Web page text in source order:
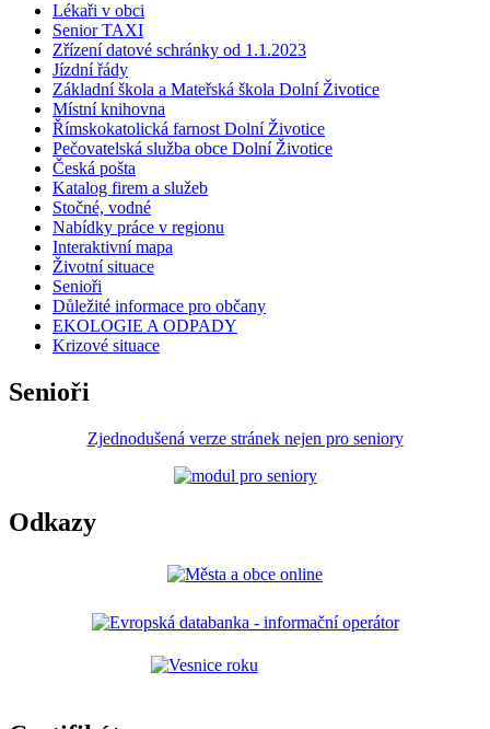
Lékaři v obci
Senior TAXI
Zřízení datové schránky od 1.1.2023
Jízdní řády
Základní škola a Mateřská škola Dolní Životice
Místní knihovna
Římskokatolická farnost Dolní Životice
Pečovatelská služba obce Dolní Životice
Česká pošta
Katalog firem a služeb
Stočné, vodné
Nabídky práce v regionu
Interaktivní mapa
Životní situace
Senioři
Důležité informace pro občany
EKOLOGIE A ODPADY
Krizové situace
Senioři
Zjednodušená verze stránek nejen pro seniory
Odkazy